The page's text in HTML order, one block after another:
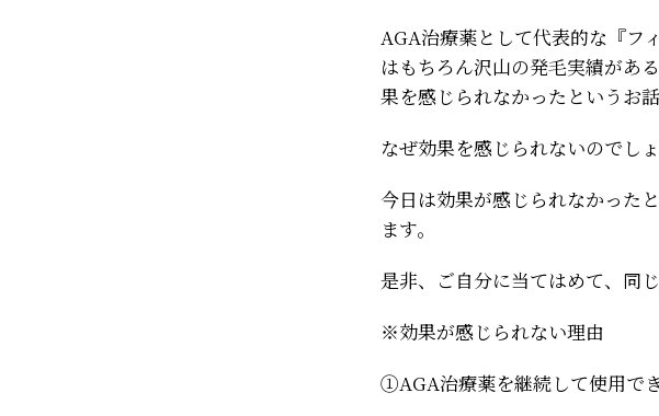
AGA治療薬として代表的な『フ
はもちろん沢山の発毛実績があ
果を感じられなかったというお話
なぜ効果を感じられないのでし
今日は効果が感じられなかった
ます。
是非、ご自分に当てはめて、同
※効果が感じられない理由
①AGA治療薬を継続して使用で